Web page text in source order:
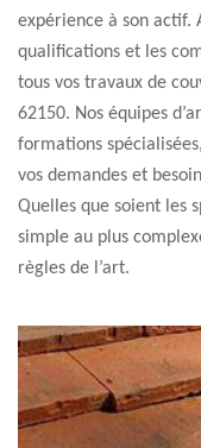
expérience à son actif.
qualifications et les
tous vos travaux de
62150. Nos équipes
formations
vos demandes et
Quelles que soient les
simple au plus
règles de l’art.